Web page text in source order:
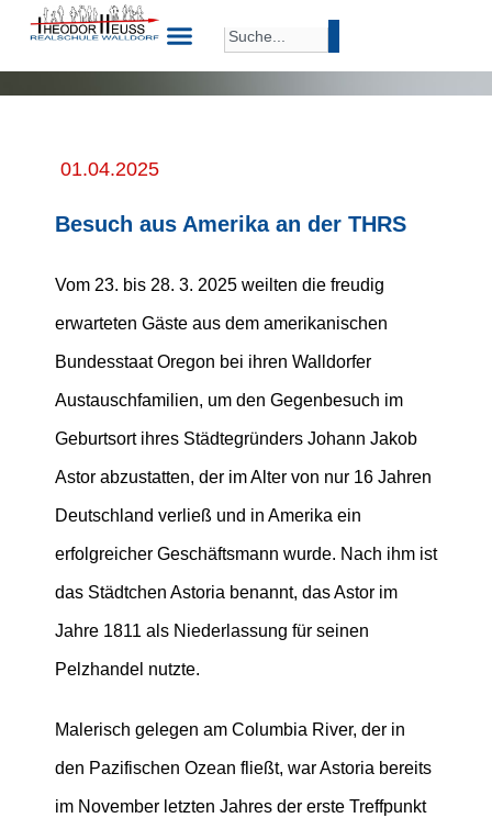
01.04.2025
Besuch aus Amerika an der THRS
Vom 23. bis 28. 3. 2025 weilten die freudig
erwarteten Gäste aus dem amerikanischen
Bundesstaat Oregon bei ihren Walldorfer
Austauschfamilien, um den Gegenbesuch im
Geburtsort ihres Städtegründers Johann Jakob
Astor abzustatten, der im Alter von nur 16 Jahren
Deutschland verließ und in Amerika ein
erfolgreicher Geschäftsmann wurde. Nach ihm ist
das Städtchen Astoria benannt, das Astor im
Jahre 1811 als Niederlassung für seinen
Pelzhandel nutzte.
Malerisch gelegen am Columbia River, der in
den Pazifischen Ozean fließt, war Astoria bereits
im November letzten Jahres der erste Treffpunkt